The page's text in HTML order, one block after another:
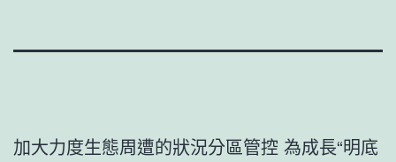
加大力度生態周遭的狀況分區管控 為成長“明底